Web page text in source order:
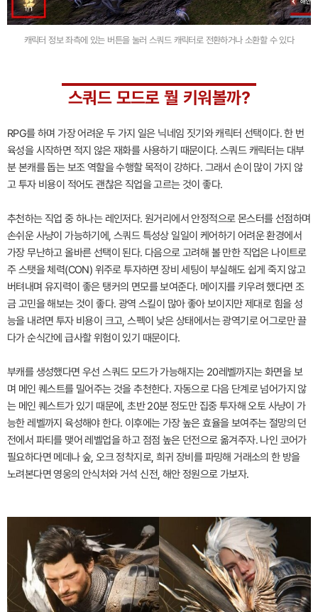
캐릭터 정보 좌측에 있는 버튼을 눌러 스쿼드 캐릭터로 전환하거나 소환할 수 있다
스쿼드 모드로 뭘 키워볼까?
RPG를 하며 가장 어려운 두 가지 일은 닉네임 짓기와 캐릭터 선택이다. 한 번
육성을 시작하면 적지 않은 재화를 사용하기 때문이다. 스쿼드 캐릭터는 대부
분 본캐를 돕는 보조 역할을 수행할 목적이 강하다. 그래서 손이 많이 가지 않
고 투자 비용이 적어도 괜찮은 직업을 고르는 것이 좋다.
추천하는 직업 중 하나는 레인저다. 원거리에서 안정적으로 몬스터를 선점하며
손쉬운 사냥이 가능하기에, 스쿼드 특성상 일일이 케어하기 어려운 환경에서
가장 무난하고 올바른 선택이 된다. 다음으로 고려해 볼 만한 직업은 나이트로
주 스탯을 체력(CON) 위주로 투자하면 장비 세팅이 부실해도 쉽게 죽지 않고
버텨내며 유지력이 좋은 탱커의 면모를 보여준다. 메이지를 키우려 했다면 조
금 고민을 해보는 것이 좋다. 광역 스킬이 많아 좋아 보이지만 제대로 힘을 성
능을 내려면 투자 비용이 크고, 스펙이 낮은 상태에서는 광역기로 어그로만 끌
다가 순식간에 급사할 위험이 있기 때문이다.
부캐를 생성했다면 우선 스쿼드 모드가 가능해지는 20레벨까지는 화면을 보
며 메인 퀘스트를 밀어주는 것을 추천한다. 자동으로 다음 단계로 넘어가지 않
는 메인 퀘스트가 있기 때문에, 초반 20분 정도만 집중 투자해 오토 사냥이 가
능한 레벨까지 육성해야 한다. 이후에는 가장 높은 효율을 보여주는 절망의 던
전에서 파티를 맺어 레벨업을 하고 점점 높은 던전으로 옮겨주자. 나인 코어가
필요하다면 메데나 숲, 오크 정착지로, 희귀 장비를 파밍해 거래소의 한 방을
노려본다면 영웅의 안식처와 거석 신전, 해안 정원으로 가보자.